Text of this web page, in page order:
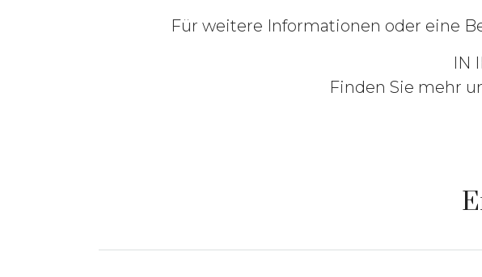
Für weitere Informationen oder eine
IN
Finden Sie mehr